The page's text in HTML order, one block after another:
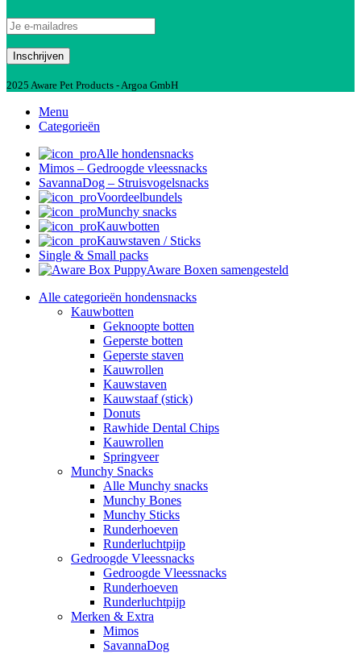
2025 Aware Pet Products - Argoa GmbH
Menu
Categorieën
Alle hondensnacks
Mimos – Gedroogde vleessnacks
SavannaDog – Struisvogelsnacks
Voordeelbundels
Munchy snacks
Kauwbotten
Kauwstaven / Sticks
Single & Small packs
Aware Boxen samengesteld
Alle categorieën hondensnacks
Kauwbotten
Geknoopte botten
Geperste botten
Geperste staven
Kauwrollen
Kauwstaven
Kauwstaaf (stick)
Donuts
Rawhide Dental Chips
Kauwrollen
Springveer
Munchy Snacks
Alle Munchy snacks
Munchy Bones
Munchy Sticks
Runderhoeven
Runderluchtpijp
Gedroogde Vleessnacks
Gedroogde Vleessnacks
Runderhoeven
Runderluchtpijp
Merken & Extra
Mimos
SavannaDog